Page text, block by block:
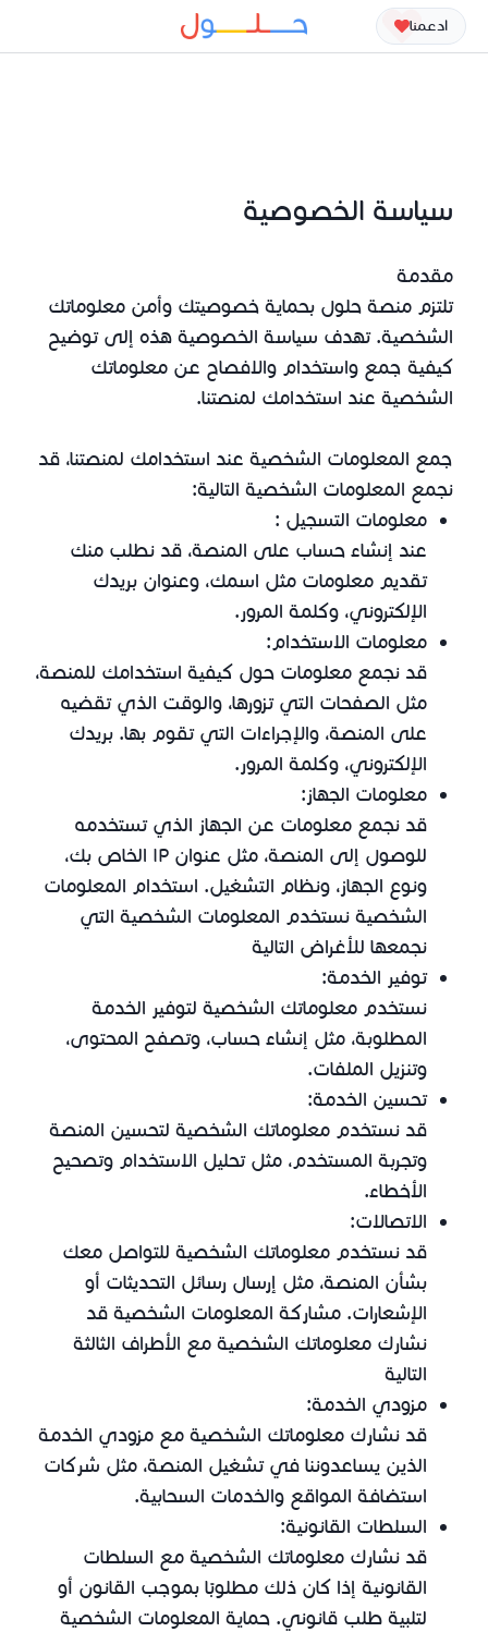
ادعمنا
سياسة الخصوصية
مقدمة
تلتزم منصة حلول بحماية خصوصيتك وأمن معلوماتك
الشخصية. تهدف سياسة الخصوصية هذه إلى توضيح
كيفية جمع واستخدام والافصاح عن معلوماتك
الشخصية عند استخدامك لمنصتنا.
جمع المعلومات الشخصية عند استخدامك لمنصتنا، قد
نجمع المعلومات الشخصية التالية:
معلومات التسجيل :
عند إنشاء حساب على المنصة، قد نطلب منك
تقديم معلومات مثل اسمك، وعنوان بريدك
الإلكتروني، وكلمة المرور.
معلومات الاستخدام:
قد نجمع معلومات حول كيفية استخدامك للمنصة،
مثل الصفحات التي تزورها، والوقت الذي تقضيه
على المنصة، والإجراءات التي تقوم بها. بريدك
الإلكتروني، وكلمة المرور.
معلومات الجهاز:
قد نجمع معلومات عن الجهاز الذي تستخدمه
للوصول إلى المنصة، مثل عنوان IP الخاص بك،
ونوع الجهاز، ونظام التشغيل. استخدام المعلومات
الشخصية نستخدم المعلومات الشخصية التي
نجمعها للأغراض التالية
توفير الخدمة:
نستخدم معلوماتك الشخصية لتوفير الخدمة
المطلوبة، مثل إنشاء حساب، وتصفح المحتوى،
وتنزيل الملفات.
تحسين الخدمة:
قد نستخدم معلوماتك الشخصية لتحسين المنصة
وتجربة المستخدم، مثل تحليل الاستخدام وتصحيح
الأخطاء.
الاتصالات:
قد نستخدم معلوماتك الشخصية للتواصل معك
بشأن المنصة، مثل إرسال رسائل التحديثات أو
الإشعارات. مشاركة المعلومات الشخصية قد
نشارك معلوماتك الشخصية مع الأطراف الثالثة
التالية
مزودي الخدمة:
قد نشارك معلوماتك الشخصية مع مزودي الخدمة
الذين يساعدوننا في تشغيل المنصة، مثل شركات
استضافة المواقع والخدمات السحابية.
السلطات القانونية:
قد نشارك معلوماتك الشخصية مع السلطات
القانونية إذا كان ذلك مطلوبًا بموجب القانون أو
لتلبية طلب قانوني. حماية المعلومات الشخصية